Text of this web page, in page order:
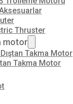
Thruster
motor
Takma Motor
Takma Motor